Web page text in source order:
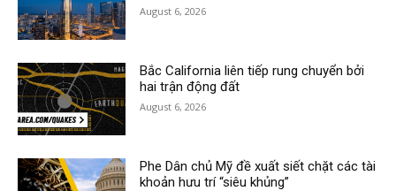
August 6, 2026
Bắc California liên tiếp rung chuyển bởi
hai trận động đất
August 6, 2026
Phe Dân chủ Mỹ đề xuất siết chặt các tài
khoản hưu trí “siêu khủng”